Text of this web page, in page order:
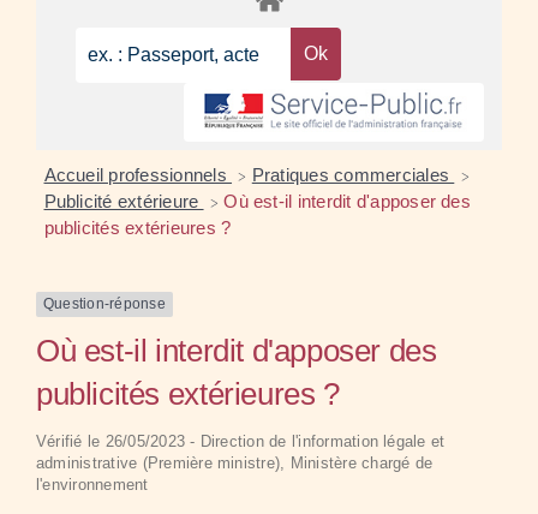
Accueil professionnels > Pratiques commerciales >
Publicité extérieure > Où est-il interdit d'apposer des
publicités extérieures ?
Question-réponse
Où est-il interdit d'apposer des
publicités extérieures ?
Vérifié le 26/05/2023 - Direction de l'information légale et
administrative (Première ministre), Ministère chargé de
l'environnement